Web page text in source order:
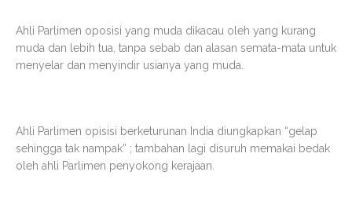
Ahli Parlimen oposisi yang muda dikacau oleh yang kurang
muda dan lebih tua, tanpa sebab dan alasan semata-mata untuk
menyelar dan menyindir usianya yang muda.
Ahli Parlimen opisisi berketurunan India diungkapkan “gelap
sehingga tak nampak” ; tambahan lagi disuruh memakai bedak
oleh ahli Parlimen penyokong kerajaan.